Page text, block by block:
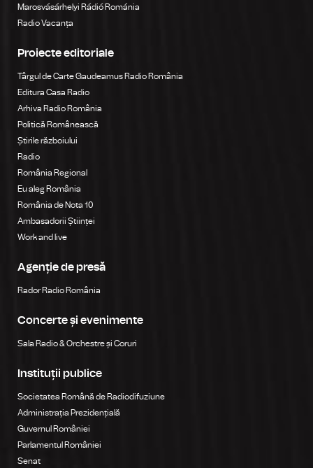
Marosvásárhelyi Rádió Románia
Radio Vacanța
Proiecte editoriale
Târgul de Carte Gaudeamus Radio România
Editura Casa Radio
Arhiva Radio România
Politică Românească
Știrile războiului
Radio
România Regional
Eu aleg România
România de Nota 10
Ambasadorii Științei
Work and live
Agenție de presă
Rador Radio România
Concerte și evenimente
Sala Radio & Orchestre și Coruri
Instituții publice
Societatea Română de Radiodifuziune
Administrația Prezidențială
Guvernul României
Parlamentul României
Senat